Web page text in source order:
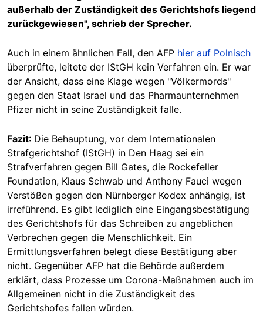
außerhalb der Zuständigkeit des Gerichtshofs liegend
zurückgewiesen", schrieb der Sprecher.
Auch in einem ähnlichen Fall, den AFP hier auf Polnisch
überprüfte, leitete der IStGH kein Verfahren ein. Er war
der Ansicht, dass eine Klage wegen "Völkermords"
gegen den Staat Israel und das Pharmaunternehmen
Pfizer nicht in seine Zuständigkeit falle.
Fazit: Die Behauptung, vor dem Internationalen
Strafgerichtshof (IStGH) in Den Haag sei ein
Strafverfahren gegen Bill Gates, die Rockefeller
Foundation, Klaus Schwab und Anthony Fauci wegen
Verstößen gegen den Nürnberger Kodex anhängig, ist
irreführend. Es gibt lediglich eine Eingangsbestätigung
des Gerichtshofs für das Schreiben zu angeblichen
Verbrechen gegen die Menschlichkeit. Ein
Ermittlungsverfahren belegt diese Bestätigung aber
nicht. Gegenüber AFP hat die Behörde außerdem
erklärt, dass Prozesse um Corona-Maßnahmen auch im
Allgemeinen nicht in die Zuständigkeit des
Gerichtshofes fallen würden.